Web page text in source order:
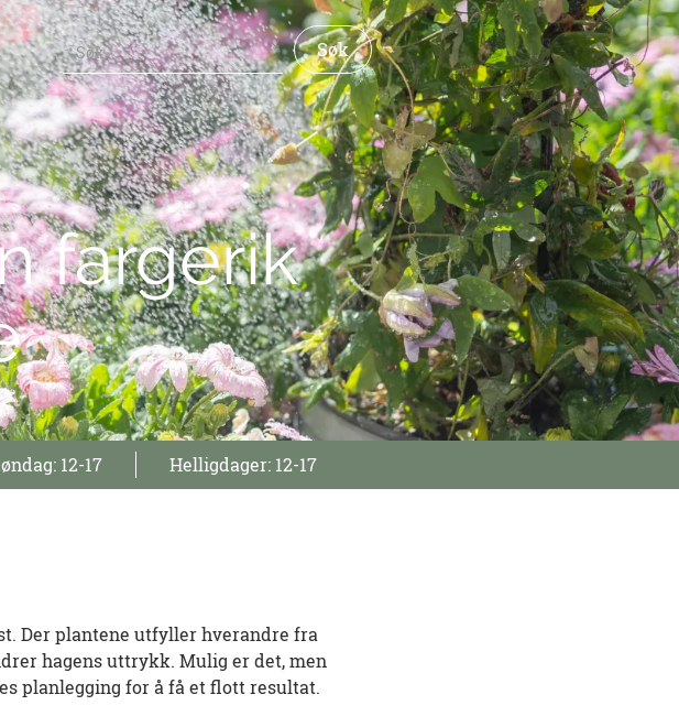
fargerik
12-17 Helligdager: 12-17
Der plantene utfyller hverandre fra
hagens uttrykk. Mulig er det, men
planlegging for å få et flott resultat.